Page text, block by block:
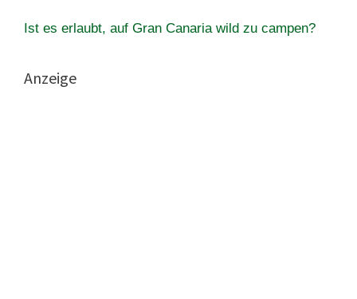
Ist es erlaubt, auf Gran Canaria wild zu campen?
Anzeige